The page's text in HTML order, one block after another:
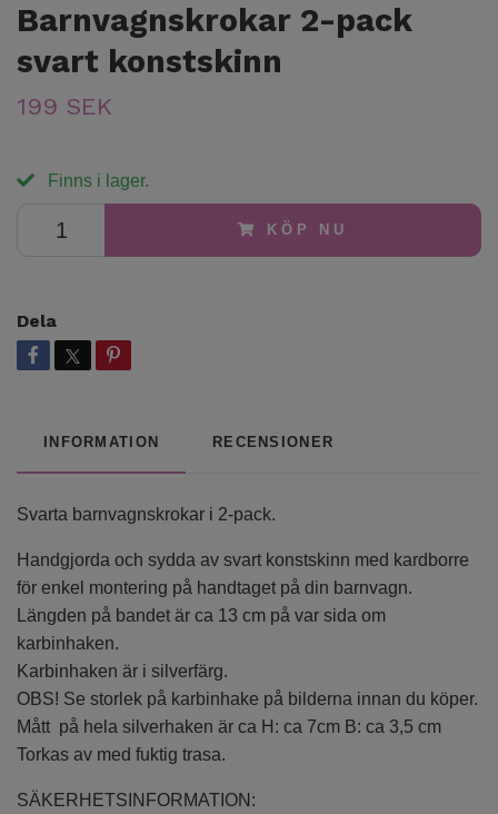
Barnvagnskrokar 2-pack
svart konstskinn
199 SEK
Finns i lager.
KÖP NU
Dela
INFORMATION RECENSIONER
Svarta barnvagnskrokar i 2-pack.
Handgjorda och sydda av svart konstskinn med kardborre
för enkel montering på handtaget på din barnvagn.
Längden på bandet är ca 13 cm på var sida om
karbinhaken.
Karbinhaken är i silverfärg.
OBS! Se storlek på karbinhake på bilderna innan du köper.
Mått på hela silverhaken är ca H: ca 7cm B: ca 3,5 cm
Torkas av med fuktig trasa.
SÄKERHETSINFORMATION: